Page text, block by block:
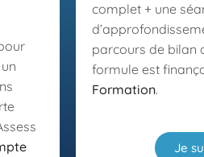
complet + une
parcours de bilan
formule est
Formation.
Je